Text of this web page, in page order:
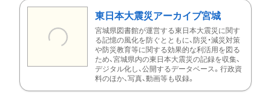
東日本大震災アーカイブ宮城
宮城県図書館が運営する東日本大震災に関す
る記憶の風化を防ぐとともに、防災・減災対策
や防災教育等に関する効果的な利活用を図る
ため、宮城県内の東日本大震災の記録を収集、
デジタル化し、公開するデータベース。行政資
料のほか、写真、動画等も収録。